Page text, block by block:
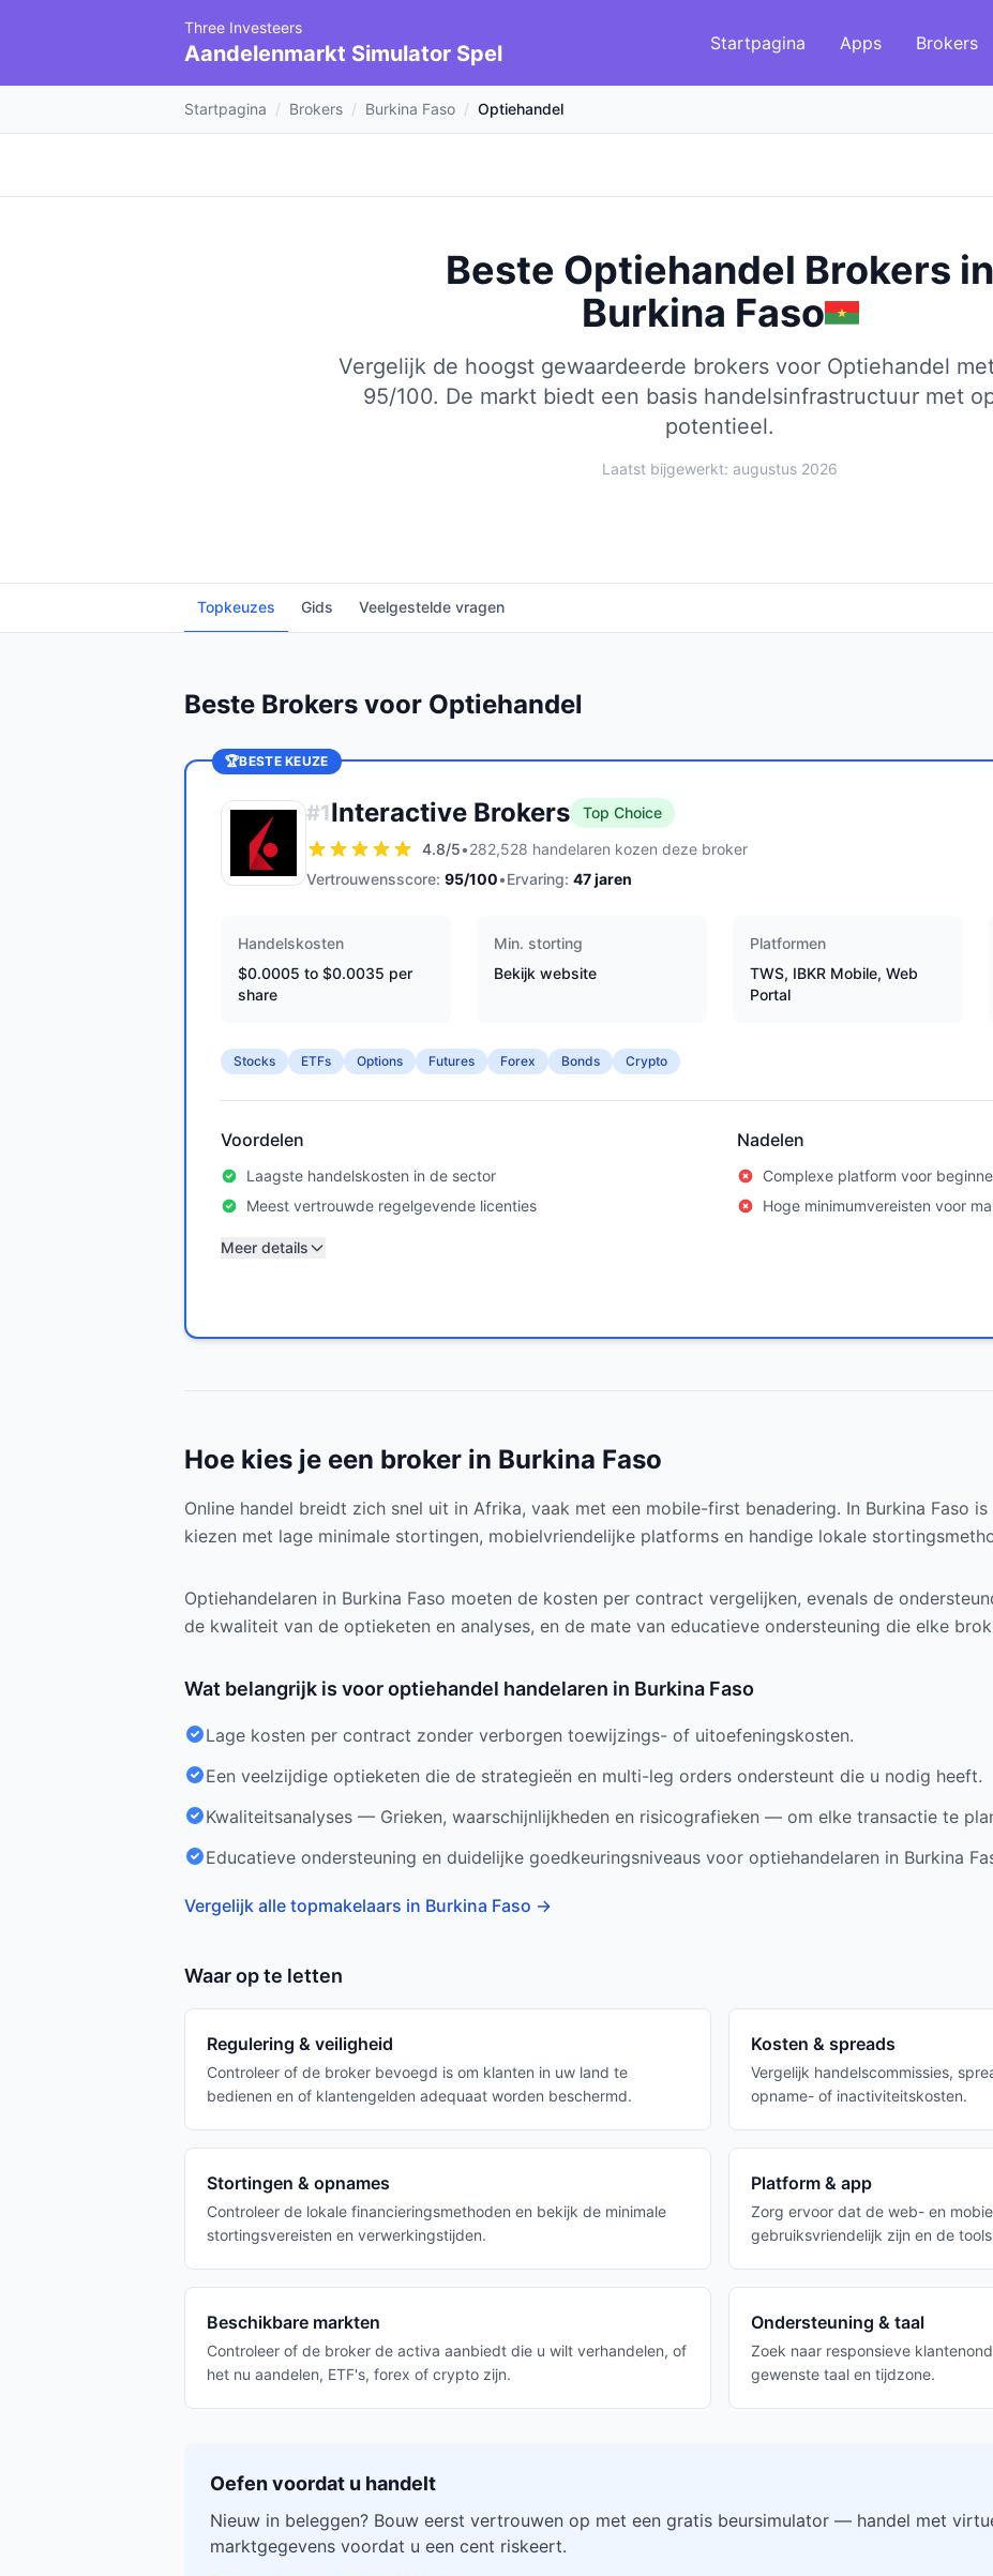
Three Investeers
Aandelenmarkt Simulator Spel Startpagina Apps Brokers
Startpagina / Brokers / Burkina Faso / Optiehandel
Beste Optiehandel Brokers in
Burkina Faso
Vergelijk de hoogst gewaardeerde brokers voor Optiehandel
95/100. De markt biedt een basis handelsinfrastructuur met
potentieel.
Laatst bijgewerkt: augustus 2026
Topkeuzes Gids Veelgestelde vragen
Beste Brokers voor Optiehandel
🏆BESTE KEUZE
#1Interactive Brokers
Top Choice
4.8/5•282,528 handelaren kozen deze broker
Vertrouwensscore: 95/100•Ervaring: 47jaren
Handelskosten
$0.0005 to $0.0035 per
share
Min. storting
Bekijk website
Platformen
TWS, IBKR Mobile, Web
Portal
Stocks ETFs Options Futures Forex Bonds Crypto
Voordelen
Laagste handelskosten in de sector
Meest vertrouwde regelgevende licenties
Nadelen
Complexe platform voor
Hoge minimumvereisten voor
Meer details
Hoe kies je een broker in Burkina Faso
Online handel breidt zich snel uit in Afrika, vaak met een mobile-first benadering. In Burkina Faso
kiezen met lage minimale stortingen, mobielvriendelijke platforms en handige lokale
Optiehandelaren in Burkina Faso moeten de kosten per contract vergelijken, evenals de
de kwaliteit van de optieketen en analyses, en de mate van educatieve ondersteuning die elke
Wat belangrijk is voor optiehandel handelaren in Burkina Faso
Lage kosten per contract zonder verborgen toewijzings- of uitoefeningskosten.
Een veelzijdige optieketen die de strategieën en multi-leg orders ondersteunt die u nodig heeft.
Kwaliteitsanalyses — Grieken, waarschijnlijkheden en risicografieken — om elke transactie te
Educatieve ondersteuning en duidelijke goedkeuringsniveaus voor optiehandelaren in Burkina
Vergelijk alle topmakelaars in Burkina Faso →
Waar op te letten
Regulering & veiligheid
Controleer of de broker bevoegd is om klanten in uw land te
bedienen en of klantengelden adequaat worden beschermd.
Kosten & spreads
Vergelijk handelscommissies,
opname- of inactiviteitskosten.
Stortingen & opnames
Controleer de lokale financieringsmethoden en bekijk de minimale
stortingsvereisten en verwerkingstijden.
Platform & app
Zorg ervoor dat de web- en
gebruiksvriendelijk zijn en de
Beschikbare markten
Controleer of de broker de activa aanbiedt die u wilt verhandelen, of
het nu aandelen, ETF's, forex of crypto zijn.
Ondersteuning & taal
Zoek naar responsieve
gewenste taal en tijdzone.
Oefen voordat u handelt
Nieuw in beleggen? Bouw eerst vertrouwen op met een gratis beursimulator — handel met
marktgegevens voordat u een cent riskeert.